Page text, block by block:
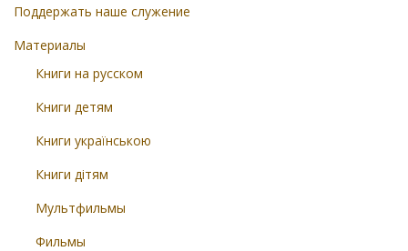
Поддержать наше служение
Материалы
Книги на русском
Книги детям
Книги українською
Книги дітям
Мультфильмы
Фильмы